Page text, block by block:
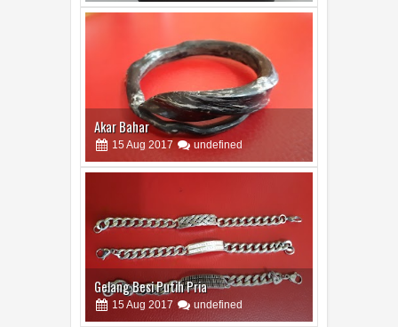
Akar Bahar
15 Aug 2017 undefined
Gelang Besi Putih Pria
15Aug 2017 undefined